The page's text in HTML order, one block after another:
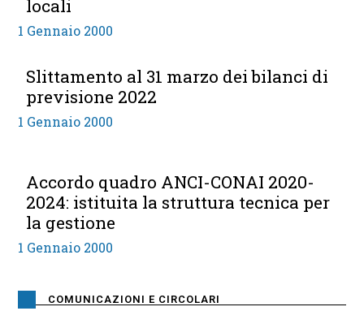
locali
1 Gennaio 2000
Slittamento al 31 marzo dei bilanci di
previsione 2022
1 Gennaio 2000
Accordo quadro ANCI-CONAI 2020-
2024: istituita la struttura tecnica per
la gestione
1 Gennaio 2000
COMUNICAZIONI E CIRCOLARI